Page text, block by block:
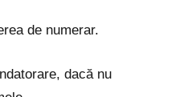
de numerar.
dacă nu